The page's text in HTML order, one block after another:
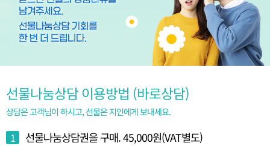
선물나눔상담 이용방법 (바로상담)
상담은 고객님이 하시고, 선물은 지인에게 보내세요.
1 선물나눔상담권을 구매. 45,000원(VAT별도)